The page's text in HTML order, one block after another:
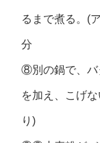
るまで煮る。(
分
⑧別の鍋で、バ
を加え、こげ
り)